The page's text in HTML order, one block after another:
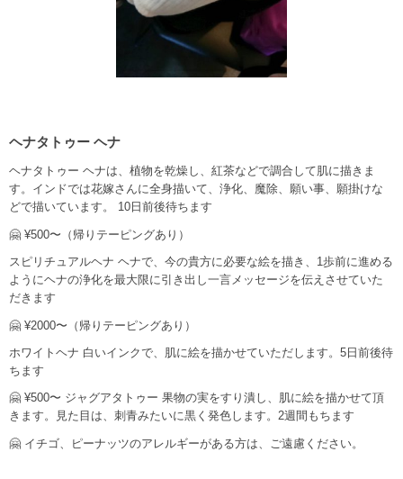
ヘナタトゥー ヘナ
ヘナタトゥー ヘナは、植物を乾燥し、紅茶などで調合して肌に描きま
す。インドでは花嫁さんに全身描いて、浄化、魔除、願い事、願掛けな
どで描いています。 10日前後待ちます
🤗 ¥500〜（帰りテーピングあり）
スピリチュアルヘナ ヘナで、今の貴方に必要な絵を描き、1歩前に進める
ようにヘナの浄化を最大限に引き出し一言メッセージを伝えさせていた
だきます
🤗 ¥2000〜（帰りテーピングあり）
ホワイトヘナ 白いインクで、肌に絵を描かせていただします。5日前後待
ちます
🤗 ¥500〜 ジャグアタトゥー 果物の実をすり潰し、肌に絵を描かせて頂
きます。見た目は、刺青みたいに黒く発色します。2週間もちます
🤗 イチゴ、ピーナッツのアレルギーがある方は、ご遠慮ください。